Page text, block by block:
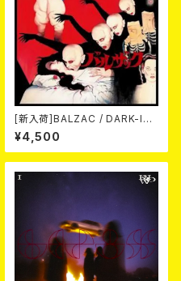
[新入荷]BALZAC / DARK-IS
M -20th Anniversary Comp
ilation- (2CD)
¥4,500